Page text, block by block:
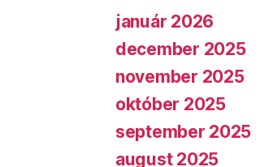
január 2026
december 2025
november 2025
október 2025
september 2025
august 2025